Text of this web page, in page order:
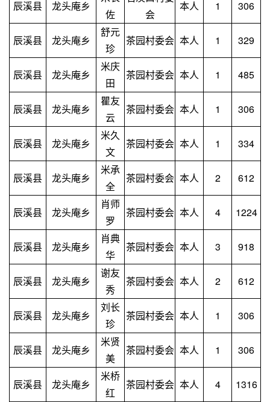
辰溪县 龙头庵乡
佐
会
本人 1 306
辰溪县 龙头庵乡
舒元
珍
茶园村委会 本人 1 329
辰溪县 龙头庵乡
米庆
田
茶园村委会 本人 1 485
辰溪县 龙头庵乡
瞿友
云
茶园村委会 本人 1 306
辰溪县 龙头庵乡
米久
文
茶园村委会 本人 1 334
辰溪县 龙头庵乡
米承
全
茶园村委会 本人 2 612
辰溪县 龙头庵乡
肖师
罗
茶园村委会 本人 4 1224
辰溪县 龙头庵乡
肖典
华
茶园村委会 本人 3 918
辰溪县 龙头庵乡
谢友
秀
茶园村委会 本人 2 612
辰溪县 龙头庵乡
刘长
珍
茶园村委会 本人 1 306
辰溪县 龙头庵乡
米贤
美
茶园村委会 本人 1 306
辰溪县 龙头庵乡
米桥
红
茶园村委会 本人 4 1316